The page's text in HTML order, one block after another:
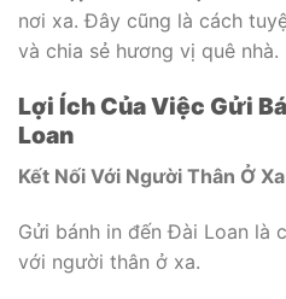
nơi xa. Đây cũng là cách
và chia sẻ hương vị quê nhà.
Lợi Ích Của Việc Gửi
Loan
Kết Nối Với Người Thân Ở Xa
Gửi bánh in đến Đài Loan là
với người thân ở xa.